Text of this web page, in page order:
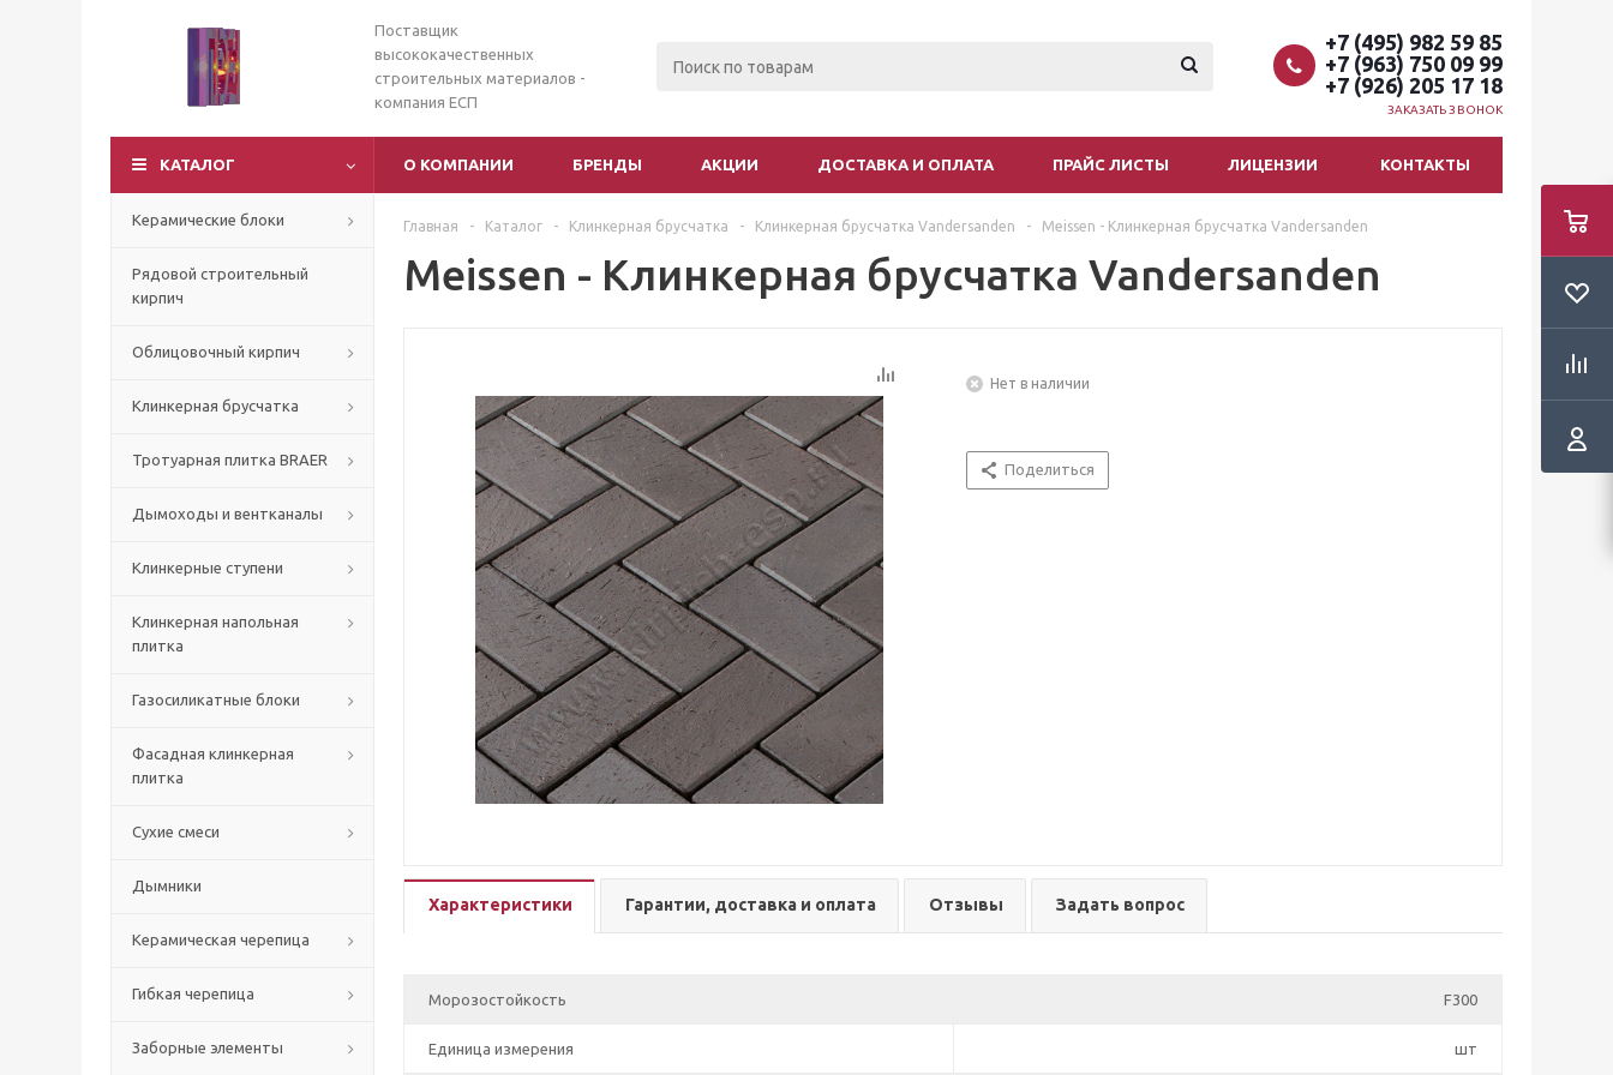
Поставщик
высококачественных
строительных материалов -
компания ЕСП
+7 (495) 982 59 85
+7 (963) 750 09 99
+7 (926) 205 17 18
ЗАКАЗАТЬ ЗВОНОК
КАТАЛОГ О КОМПАНИИ БРЕНДЫ АКЦИИ ДОСТАВКА И ОПЛАТА ПРАЙС ЛИСТЫ ЛИЦЕНЗИИ КОНТАКТЫ
Керамические блоки
Рядовой строительный
кирпич
Облицовочный кирпич
Клинкерная брусчатка
Тротуарная плитка BRAER
Дымоходы и вентканалы
Клинкерные ступени
Клинкерная напольная
плитка
Газосиликатные блоки
Фасадная клинкерная
плитка
Сухие смеси
Дымники
Керамическая черепица
Гибкая черепица
Заборные элементы
Главная - Каталог - Клинкерная брусчатка - Клинкерная брусчатка Vandersanden - Meissen - Клинкерная брусчатка Vandersanden
Meissen - Клинкерная брусчатка Vandersanden
Нет в наличии
Поделиться
Характеристики Гарантии, доставка и оплата Отзывы Задать вопрос
Морозостойкость F300
Единица измерения шт